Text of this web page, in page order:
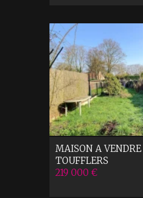
MAISON A VENDRE
TOUFFLERS
219 000 €